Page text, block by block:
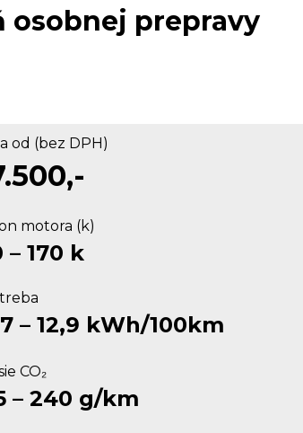
osobnej prepravy
od (bez DPH)
motora (k)
– 170 k
– 12,9 kWh/100km
CO₂
– 240 g/km